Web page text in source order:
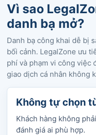
Vì sao
danh bạ mở?
Danh bạ công khai dễ bị
bối cảnh. LegalZone ưu
phí và phạm vi công việc
giao dịch cá nhân không
Không tự chọn
Khách hàng không
đánh giá ai phù hợp.